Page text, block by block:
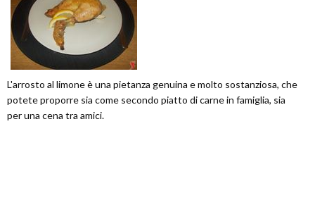
L'arrosto al limone è una pietanza genuina e molto sostanziosa, che
potete proporre sia come secondo piatto di carne in famiglia, sia
per una cena tra amici.